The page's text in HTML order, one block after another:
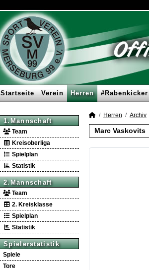
Startseite Verein Herren #Rabenkicker
1.Mannschaft
Team
Kreisoberliga
Spielplan
Statistik
2.Mannschaft
Team
2. Kreisklasse
Spielplan
Statistik
Spielerstatistik
Spiele
Tore
Herren Archiv
Marc Vaskovits